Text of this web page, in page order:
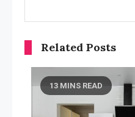
Related Posts
13 MINS READ